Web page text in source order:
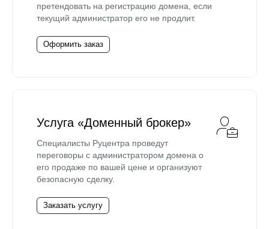
претендовать на регистрацию домена, если
текущий администратор его не продлит.
Оформить заказ
Услуга «Доменный брокер»
Специалисты Руцентра проведут
переговоры с администратором домена о
его продаже по вашей цене и организуют
безопасную сделку.
Заказать услугу